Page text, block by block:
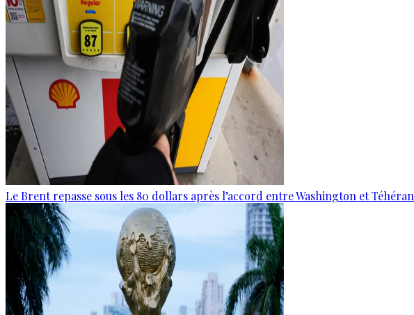
Le Brent repasse sous les 80 dollars après l’accord entre Washington et Téhéran